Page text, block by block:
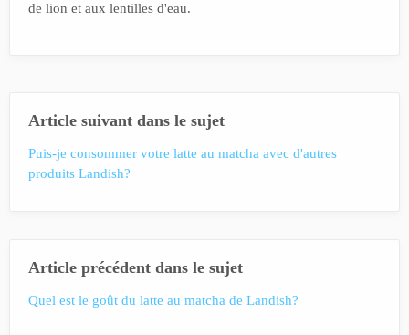
de lion et aux lentilles d'eau.
Article suivant dans le sujet
Puis-je consommer votre latte au matcha avec d'autres
produits Landish?
Article précédent dans le sujet
Quel est le goût du latte au matcha de Landish?